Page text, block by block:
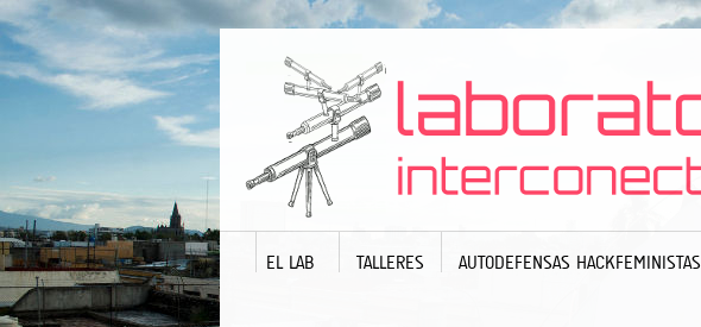
EL LAB TALLERES AUTODEFENSAS HACKFEMINISTAS